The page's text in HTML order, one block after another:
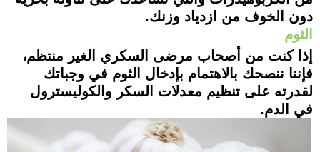
دون الخوف من ازدياد وزنك.
الثوم
إذا كنت من أصحاب مرضى السكري الغير منتظم،
فإننا ننصحك بالاهتمام بإدخال الثوم في وجباتك
لقدرته على تنظيم معدلات السكر والكوليسترول
في الدم.